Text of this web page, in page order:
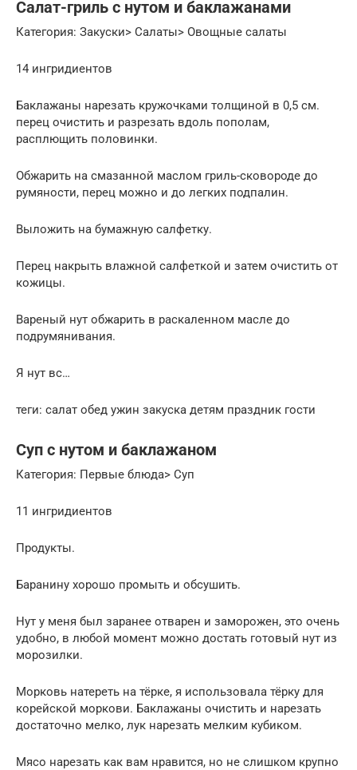
Салат-гриль с нутом и баклажанами
Категория: Закуски> Салаты> Овощные салаты
14 ингридиентов
Баклажаны нарезать кружочками толщиной в 0,5 см.
перец очистить и разрезать вдоль пополам,
расплющить половинки.
Обжарить на смазанной маслом гриль-сковороде до
румяности, перец можно и до легких подпалин.
Выложить на бумажную салфетку.
Перец накрыть влажной салфеткой и затем очистить от
кожицы.
Вареный нут обжарить в раскаленном масле до
подрумянивания.
Я нут вс…
теги: салат обед ужин закуска детям праздник гости
Суп с нутом и баклажаном
Категория: Первые блюда> Суп
11 ингридиентов
Продукты.
Баранину хорошо промыть и обсушить.
Нут у меня был заранее отварен и заморожен, это очень
удобно, в любой момент можно достать готовый нут из
морозилки.
Морковь натереть на тёрке, я использовала тёрку для
корейской моркови. Баклажаны очистить и нарезать
достаточно мелко, лук нарезать мелким кубиком.
Мясо нарезать как вам нравится, но не слишком крупно